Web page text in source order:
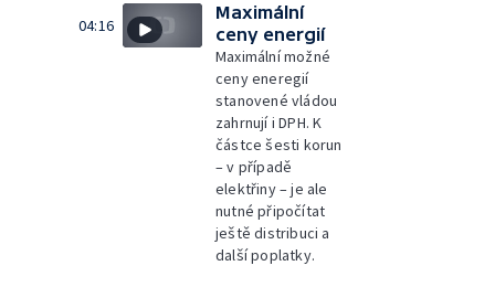
04:16
Maximální
ceny energií
Maximální možné
ceny eneregií
stanovené vládou
zahrnují i DPH. K
částce šesti korun
– v případě
elektřiny – je ale
nutné připočítat
ještě distribuci a
další poplatky.